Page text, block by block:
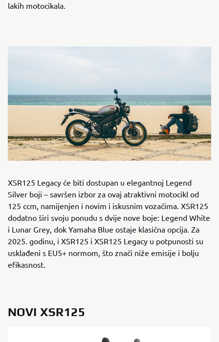
lakih motocikala.
XSR125 Legacy će biti dostupan u elegantnoj Legend
Silver boji – savršen izbor za ovaj atraktivni motocikl od
125 ccm, namijenjen i novim i iskusnim vozačima. XSR125
dodatno širi svoju ponudu s dvije nove boje: Legend White
i Lunar Grey, dok Yamaha Blue ostaje klasična opcija. Za
2025. godinu, i XSR125 i XSR125 Legacy u potpunosti su
usklađeni s EU5+ normom, što znači niže emisije i bolju
efikasnost.
NOVI XSR125